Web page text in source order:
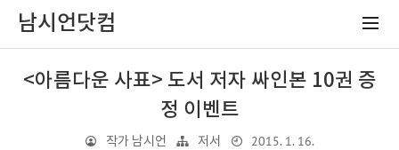
남시언닷컴
<아름다운 사표> 도서 저자 싸인본 10권 증
정 이벤트
작가 남시언 저서 2015. 1. 16.